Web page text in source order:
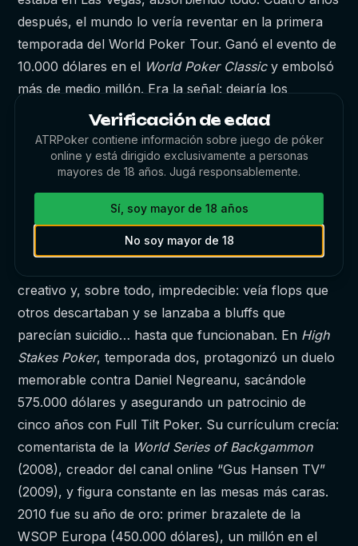
después, el mundo lo vería reventar en la primera
temporada del World Poker Tour. Ganó el evento de
10.000 dólares en el World Poker Classicy embolsó
más de medio millón. Era la señal: dejaría los
números de oficina por las cifras irreales del póker.
El Gran Danés Ruge
En 2005, el “Poker Superstars Invitational” puso a
prueba a los mejores con una entrada de 400.000
dólares. Gus dudó… hasta que no dudó más. Venció
a Doyle Brunson, Phil Ivey y otros colosos para
quedarse con un millón. La prensa lo bautizó “El
creativo y, sobre todo, impredecible: veía flops que
otros descartaban y se lanzaba a bluffs que
parecían suicidio… hasta que funcionaban. En High
Stakes Poker, temporada dos, protagonizó un duelo
memorable contra Daniel Negreanu, sacándole
575.000 dólares y asegurando un patrocinio de
cinco años con Full Tilt Poker. Su currículum crecía:
comentarista de la World Series of Backgammon
(2008), creador del canal online “Gus Hansen TV”
(2009), y figura constante en las mesas más caras.
2010 fue su año de oro: primer brazalete de la
WSOP Europa (450.000 dólares), un millón en el
Verificación de edad
ATRPoker contiene información sobre juego de póker
online y está dirigido exclusivamente a personas
mayores de 18 años. Jugá responsablemente.
No soy mayor de 18
Sí, soy mayor de 18 años